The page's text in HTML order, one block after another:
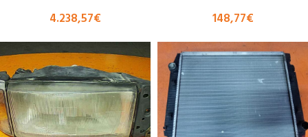
4.238,57€ 148,77€